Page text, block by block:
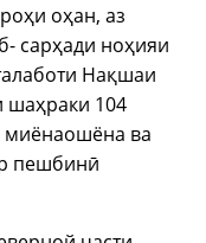
оҳан, аз
сарҳади ноҳияи
Нақшаи
шаҳраки 104
миёнаошёна ва
пешбинӣ